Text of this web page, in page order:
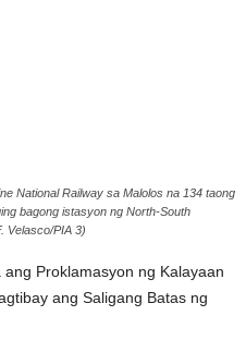
National Railway sa Malolos na 134 taong
bagong istasyon ng North-South
Velasco/PIA 3)
Proklamasyon ng Kalayaan
ang Saligang Batas ng